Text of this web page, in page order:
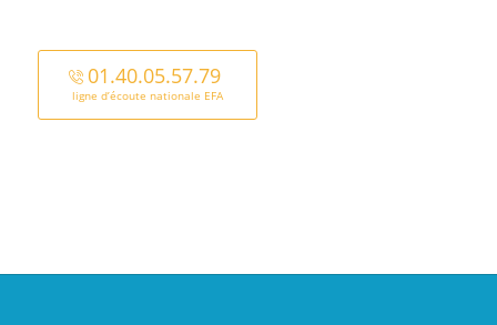
01.40.05.57.79
ligne d’écoute nationale EFA